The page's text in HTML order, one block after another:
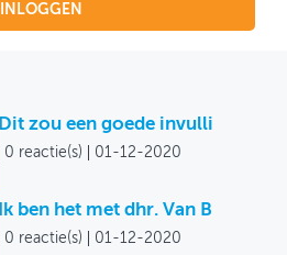
INLOGGEN
Dit zou een goede invulli
0 reactie(s) 01-12-2020
Ik ben het met dhr. Van B
0 reactie(s) 01-12-2020